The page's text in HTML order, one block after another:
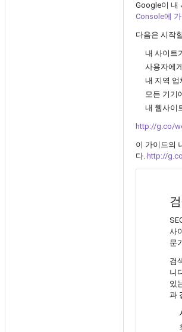
Google이 내
Console에
다음은 시작
내 사이트
사용자에
내 지역 업
모든 기기
내 웹사이
http://g.co/
이 가이드의
다. http://
사
문
검
니
있
과